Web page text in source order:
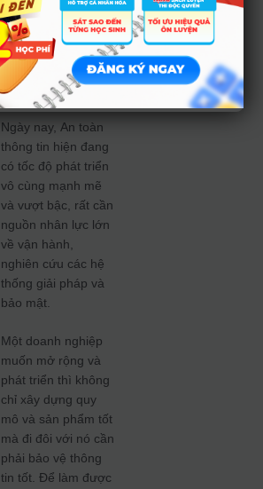
tin vô cùng quan
trọng dẫn đến nhu
cầu nguồn nhân lực
về An toàn thông tin
tăng theo.
Ngày nay, An toàn
thông tin hiện đang
có tốc độ phát triển
vô cùng mạnh mẽ
và vượt bậc, rất cần
nguồn nhân lực lớn
về vận hành,
nghiên cứu các hệ
thống giải pháp và
bảo mật.
Một doanh nghiệp
muốn mở rộng và
phát triển thì không
chỉ xây dựng quy
mô và sản phẩm tốt
mà đi đôi với nó cần
phải bảo vệ thông
tin tốt. Để làm được